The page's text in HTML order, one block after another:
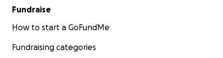
Fundraise
How to start a GoFundMe
Fundraising categories